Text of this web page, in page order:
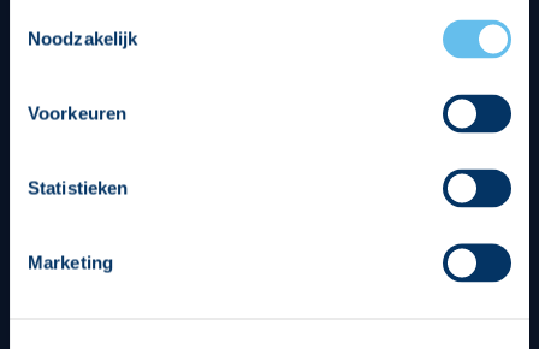
op een veilige en integere wijze. Je kunt je toestemming
beheren op de privacy- en cookieverklaring pagina.
Noodzakelijk
Voorkeuren
Statistieken
Marketing